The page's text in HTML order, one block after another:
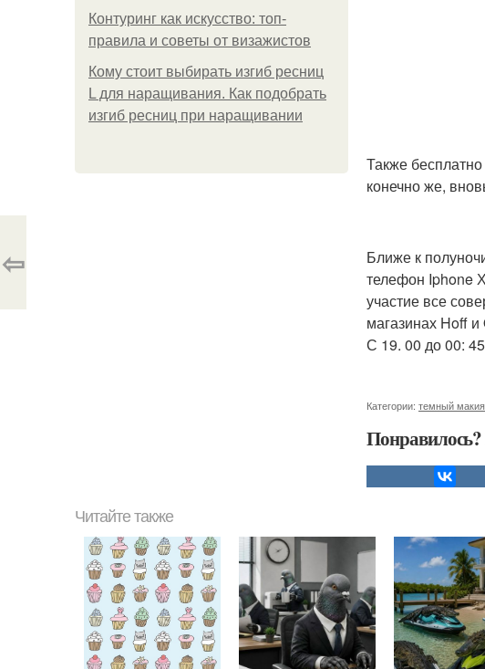
Контуринг как искусство: топ-
правила и советы от визажистов
Кому стоит выбирать изгиб ресниц
L для наращивания. Как подобрать
изгиб ресниц при наращивании
Также
конечно же,
Ближе к
телефон Iphone
участие все
магазинах Hoff
С 19. 00 до 00:
Категории: темный
Понравилось?
⇦
Читайте также